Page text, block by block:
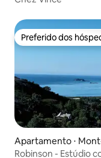
Preferido dos
Preferido dos
Apartamento ⋅
Robinson - Estúdio